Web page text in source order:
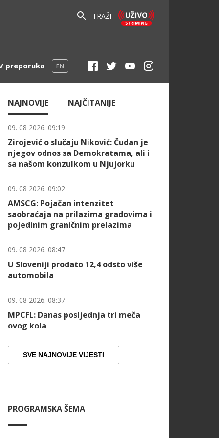
TRAŽI
preporuka EN
NAJNOVIJE NAJČITANIJE
09. 08 2026. 09:19
Zirojević o slučaju Niković: Čudan je
njegov odnos sa Demokratama, ali i
sa našom konzulkom u Njujorku
09. 08 2026. 09:02
AMSCG: Pojačan intenzitet
saobraćaja na prilazima gradovima i
pojedinim graničnim prelazima
09. 08 2026. 08:47
U Sloveniji prodato 12,4 odsto više
automobila
09. 08 2026. 08:37
MPCFL: Danas posljednja tri meča
ovog kola
SVE NAJNOVIJE VIJESTI
PROGRAMSKA ŠEMA